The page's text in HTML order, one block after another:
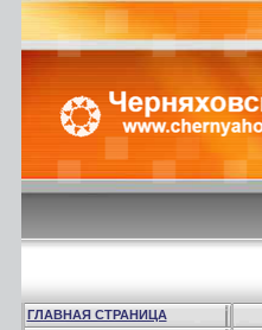
ГЛАВНАЯ СТРАНИЦА